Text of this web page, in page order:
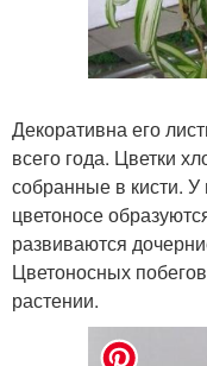
Декоративна его
всего года. Цветки
собранные в кисти.
цветоносе
развиваются
Цветоносных
растении.